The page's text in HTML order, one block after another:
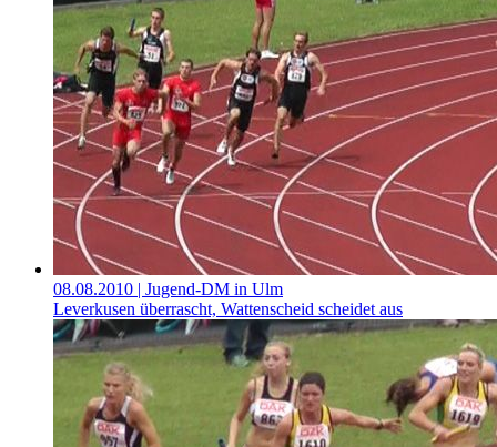
08.08.2010 | Jugend-DM in Ulm
Leverkusen überrascht, Wattenscheid scheidet aus